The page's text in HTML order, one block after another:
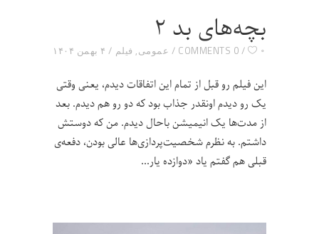
بچه‌های بد ۲
۴ بهمن ۱۴۰۴ عمومی, فیلم 0 COMMENTS ۰
این فیلم رو قبل از تمام این اتفاقات دیدم، یعنی وقتی
یک رو دیدم اونقدر جذاب بود که دو رو هم دیدم. بعد
از مدت‌ها یک انیمیشن باحال دیدم. من که دوستش
داشتم. به نظرم شخصیت‌پردازی‌ها عالی بودن، دفعه‌ی
قبلی هم گفتم یاد «دوازده یار